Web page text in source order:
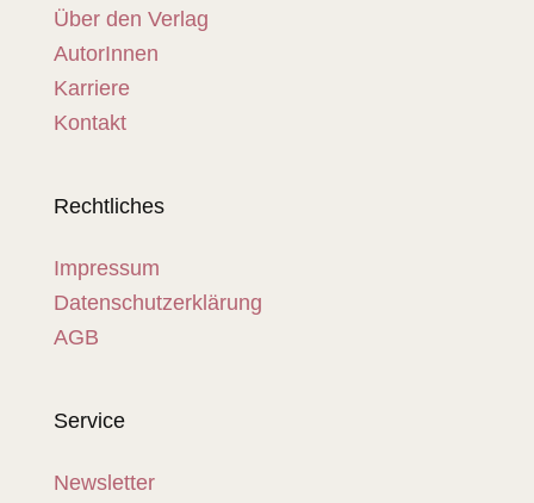
Über den Verlag
AutorInnen
Karriere
Kontakt
Rechtliches
Impressum
Datenschutzerklärung
AGB
Service
Newsletter